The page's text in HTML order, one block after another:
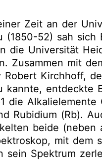
Zeit an der
(1850-52) sah sich
die Universität
Zusammen mit
Robert Kirchhoff,
kannte, entdeckte
die Alkalielemente
Rubidium (Rb).
beide (neben
mit dem
sein Spektrum